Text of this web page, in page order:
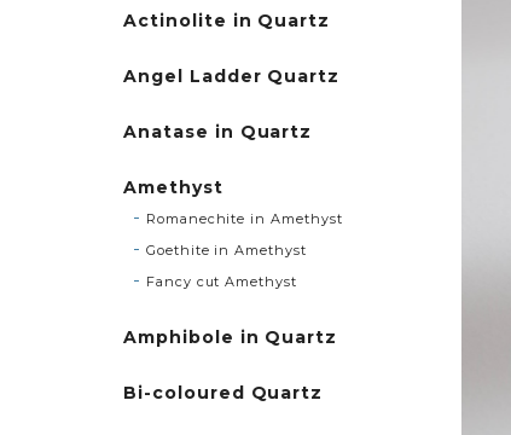
Actinolite in Quartz
Angel Ladder Quartz
Anatase in Quartz
Amethyst
Romanechite in Amethyst
Goethite in Amethyst
Fancy cut Amethyst
Amphibole in Quartz
Bi-coloured Quartz